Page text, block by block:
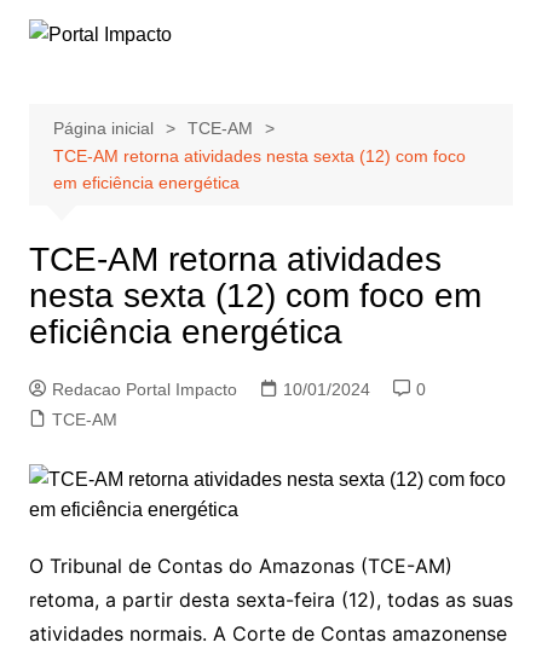
para
Página inicial
TCE-AM
TCE-AM retorna atividades nesta sexta (12) com foco
em eficiência energética
TCE-AM retorna atividades
nesta sexta (12) com foco em
eficiência energética
Redacao Portal Impacto 10/01/2024
0
TCE-AM
O Tribunal de Contas do Amazonas (TCE-AM)
retoma, a partir desta sexta-feira (12), todas as suas
atividades normais. A Corte de Contas amazonense